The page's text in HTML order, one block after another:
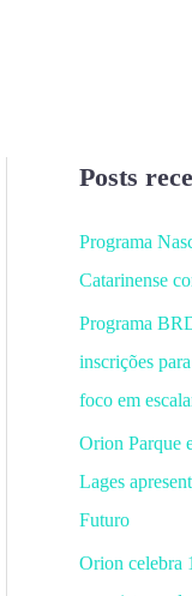
Posts
Programa
Catarinense
Programa
inscrições
foco em
Orion Parque
Lages
Futuro
Orion celebra